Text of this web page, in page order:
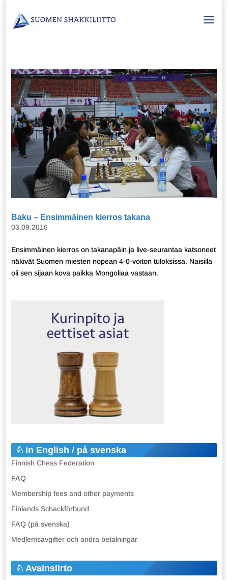
Baku – Ensimmäinen kierros takana
03.09.2016
Ensimmäinen kierros on takanapäin ja live-seurantaa katsoneet
näkivät Suomen miesten nopean 4-0-voiton tuloksissa. Naisilla
oli sen sijaan kova paikka Mongoliaa vastaan.
in English / på svenska
Finnish Chess Federation
FAQ
Membership fees and other payments
Finlands Schackförbund
FAQ (på svenska)
Medlemsavgifter och andra betalningar
Avainsiirto